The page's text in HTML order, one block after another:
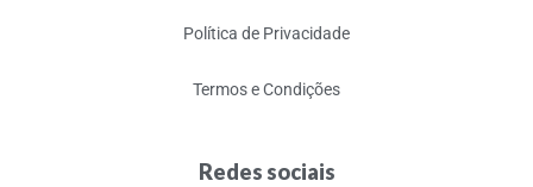
Política de Privacidade
Termos e Condições
Redes sociais